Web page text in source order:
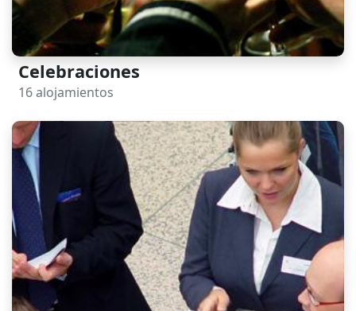
Celebraciones
16 alojamientos